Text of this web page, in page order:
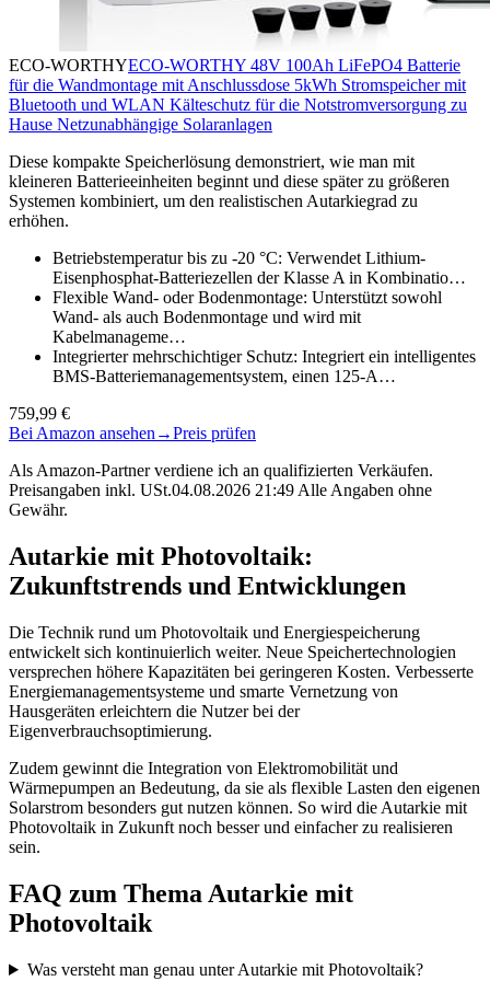
ECO-WORTHYECO-WORTHY 48V 100Ah LiFePO4 Batterie
für die Wandmontage mit Anschlussdose 5kWh Stromspeicher mit
Bluetooth und WLAN Kälteschutz für die Notstromversorgung zu
Hause Netzunabhängige Solaranlagen
Diese kompakte Speicherlösung demonstriert, wie man mit
kleineren Batterieeinheiten beginnt und diese später zu größeren
Systemen kombiniert, um den realistischen Autarkiegrad zu
erhöhen.
Betriebstemperatur bis zu -20 °C: Verwendet Lithium-
Eisenphosphat-Batteriezellen der Klasse A in Kombinatio…
Flexible Wand- oder Bodenmontage: Unterstützt sowohl
Wand- als auch Bodenmontage und wird mit
Kabelmanageme…
Integrierter mehrschichtiger Schutz: Integriert ein intelligentes
BMS-Batteriemanagementsystem, einen 125-A…
759,99 €
Bei Amazon ansehen →Preis prüfen
Als Amazon-Partner verdiene ich an qualifizierten Verkäufen.
Preisangaben inkl. USt.04.08.2026 21:49 Alle Angaben ohne
Gewähr.
Autarkie mit Photovoltaik:
Zukunftstrends und Entwicklungen
Die Technik rund um Photovoltaik und Energiespeicherung
entwickelt sich kontinuierlich weiter. Neue Speichertechnologien
versprechen höhere Kapazitäten bei geringeren Kosten. Verbesserte
Energiemanagementsysteme und smarte Vernetzung von
Hausgeräten erleichtern die Nutzer bei der
Eigenverbrauchsoptimierung.
Zudem gewinnt die Integration von Elektromobilität und
Wärmepumpen an Bedeutung, da sie als flexible Lasten den eigenen
Solarstrom besonders gut nutzen können. So wird die Autarkie mit
Photovoltaik in Zukunft noch besser und einfacher zu realisieren
sein.
FAQ zum Thema Autarkie mit
Photovoltaik
Was versteht man genau unter Autarkie mit Photovoltaik?